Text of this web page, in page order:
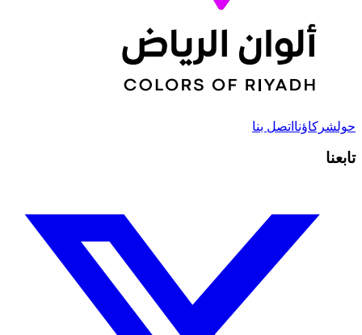
حولشركاؤنا اتصل بنا
تابعنا